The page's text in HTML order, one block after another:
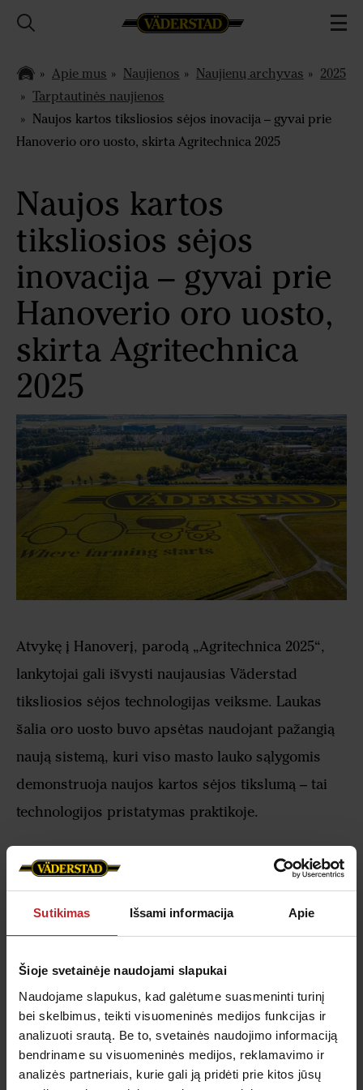
Sutikimas Išsami informacija Apie
Šioje svetainėje naudojami slapukai
Naudojame slapukus, kad galėtume suasmeninti turinį
bei skelbimus, teikti visuomeninės medijos funkcijas ir
analizuoti srautą. Be to, svetainės naudojimo informaciją
bendriname su visuomeninės medijos, reklamavimo ir
analizės partneriais, kurie gali ją pridėti prie kitos jūsų
Apie mus Naujienos Naujienų archyvas
2025
Tarptautinės naujienos
Naujos kartos tiksliosios sėjos inovacija – gyvai prie
Hanoverio oro uosto, skirta Agritechnica 2025
Naujos kartos
tiksliosios sėjos
inovacija – gyvai prie
Hanoverio oro uosto,
skirta Agritechnica
2025
Atvykę į Hanoverį, parodą „Agritechnica 2025“,
lankytojai gali išvysti naujausias Väderstad
tiksliosios sėjos technologijas veiksme. Laukas
šalia oro uosto buvo apsėtas naudojant pažangią
naują sistemą, kuri viso masto lauko sąlygomis
demonstruoja naujos kartos sėjos tikslumą – tai
technologijos pristatymas praktikoje.
inovacijoms laukuose. Šiemet demonstracija
vyksta itin matomoje vietoje – dviejuose laukuose
tūkstančiai lankytojų iš oro pirmą kartą išvys
naująją sėjimo sekciją. Laukuose suformuotas
Väderstad logotipas, šūkis bei naujos kartos
sėjimo sekcijos iliustracija. Vieno lauko plotas –
6,75 ha, kito – 5,24 ha.